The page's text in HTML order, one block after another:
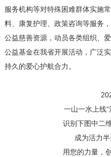
服务机构等对特殊困难群体实施
料、康复护理、政策咨询等服务
公益慈善资源，动员各类组织、
公益基金在我省开展活动，广泛
持久的爱心护航合力。
一山一水上线
识别下图中二
成为活力半
用您的力量，